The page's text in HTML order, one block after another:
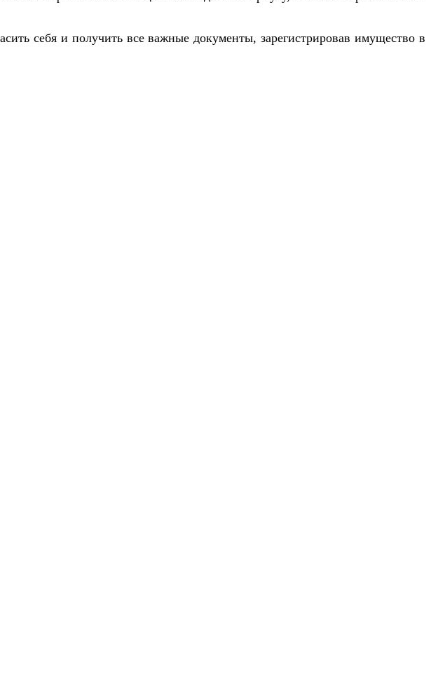
себя и получить все важные документы, зарегистрировав имущество в